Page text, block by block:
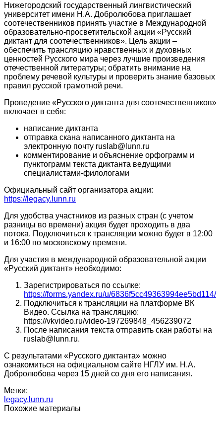
Нижегородский государственный лингвистический
университет имени Н.А. Добролюбова приглашает
соотечественников принять участие в Международной
образовательно-просветительской акции «Русский
диктант для соотечественников». Цель акции –
обеспечить трансляцию нравственных и духовных
ценностей Русского мира через лучшие произведения
отечественной литературы; обратить внимание на
проблему речевой культуры и проверить знание базовых
правил русской грамотной речи.
Проведение «Русского диктанта для соотечественников»
включает в себя:
написание диктанта
отправка скана написанного диктанта на
электронную почту ruslab@lunn.ru
комментирование и объяснение орфограмм и
пунктограмм текста диктанта ведущими
специалистами-филологами
Официальный сайт организатора акции:
https://legacy.lunn.ru
Для удобства участников из разных стран (с учетом
разницы во времени) акция будет проходить в два
потока. Подключиться к трансляции можно будет в 12:00
и 16:00 по московскому времени.
Для участия в международной образовательной акции
«Русский диктант» необходимо:
Зарегистрироваться по ссылке:
https://forms.yandex.ru/u/6836f5cc49363994ee5bd114/
Подключиться к трансляции на платформе ВК
Видео. Ссылка на трансляцию:
https://vkvideo.ru/video-197269848_456239072
После написания текста отправить скан работы на
ruslab@lunn.ru.
С результатами «Русского диктанта» можно
ознакомиться на официальном сайте НГЛУ им. Н.А.
Добролюбова через 15 дней со дня его написания.
Метки:
legacy.lunn.ru
Похожие материалы